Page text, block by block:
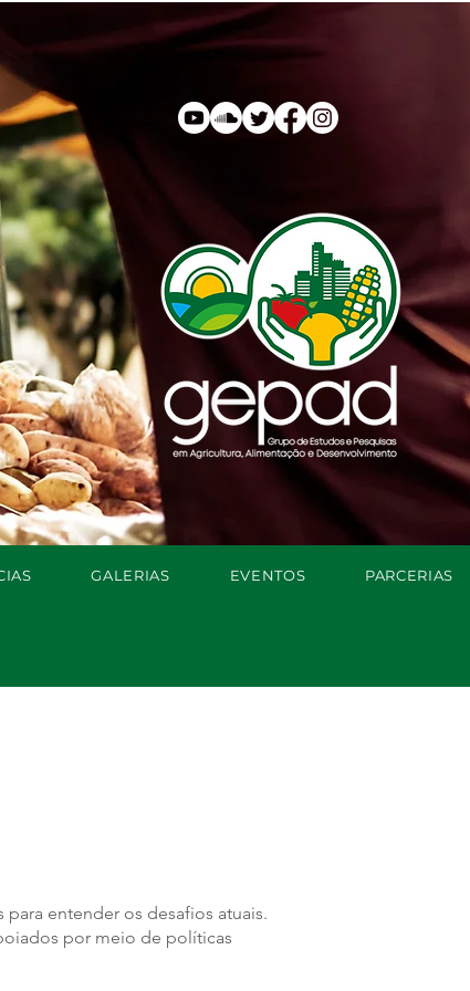
GALERIAS EVENTOS PARCERIAS
entender os desafios atuais.
por meio de políticas